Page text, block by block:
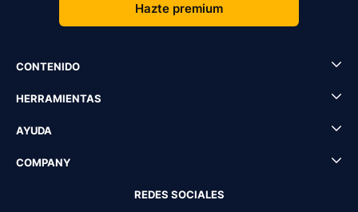
Hazte premium
CONTENIDO
HERRAMIENTAS
AYUDA
COMPANY
REDES SOCIALES